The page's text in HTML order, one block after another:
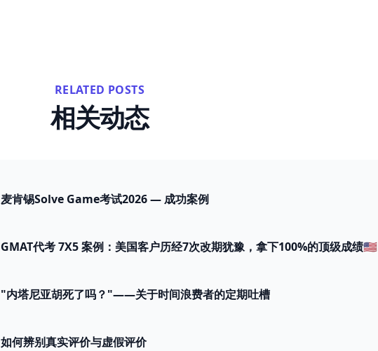
RELATED POSTS
相关动态
麦肯锡Solve Game考试2026 — 成功案例
GMAT代考 7X5 案例：美国客户历经7次改期犹豫，拿下100%的顶级成绩🇺🇸
"内塔尼亚胡死了吗？"——关于时间浪费者的定期吐槽
如何辨别真实评价与虚假评价